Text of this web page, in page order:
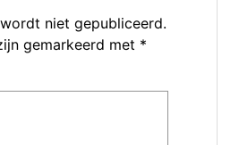
niet gepubliceerd.
gemarkeerd met *